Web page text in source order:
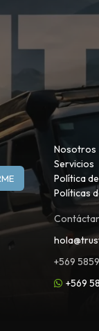
Nosotros
Servicios
Política
Políticas
+569
+569